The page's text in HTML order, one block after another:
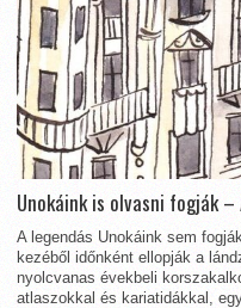
Unokáink is olvasni fogják
A legendás Unokáink sem
kezéből időnként ellopják a
nyolcvanas évekbeli
atlaszokkal és kariatidákkal,